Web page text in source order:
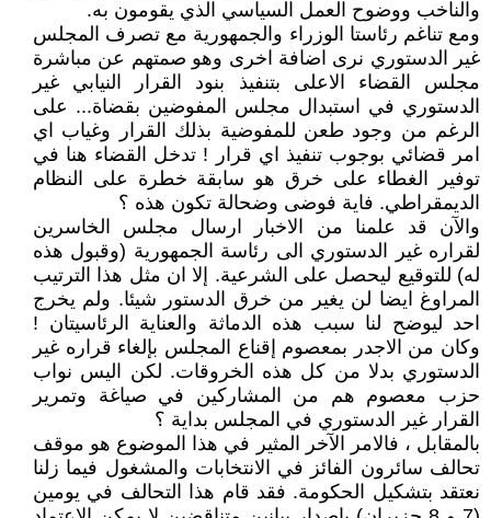
والناخب ووضوح العمل السياسي الذي يقومون به.
ومع تناغم رئاستا الوزراء والجمهورية مع تصرف المجلس
غير الدستوري نرى اضافة اخرى وهو صمتهم عن مباشرة
مجلس القضاء الاعلى بتنفيذ بنود القرار النيابي غير
الدستوري في استبدال مجلس المفوضين بقضاة... على
الرغم من وجود طعن للمفوضية بذلك القرار وغياب اي
امر قضائي بوجوب تنفيذ اي قرار ! تدخل القضاء هنا في
توفير الغطاء على خرق هو سابقة خطرة على النظام
الديمقراطي. فاية فوضى وضحالة تكون هذه ؟
والآن قد علمنا من الاخبار ارسال مجلس الخاسرين
لقراره غير الدستوري الى رئاسة الجمهورية (وقبول هذه
له) للتوقيع ليحصل على الشرعية. إلا ان مثل هذا الترتيب
المراوغ ايضا لن يغير من خرق الدستور شيئا. ولم يخرج
احد ليوضح لنا سبب هذه الدماثة والعناية الرئاسيتان !
وكان من الاجدر بمعصوم إقناع المجلس بإلغاء قراره غير
الدستوري بدلا من كل هذه الخروقات. لكن اليس نواب
حزب معصوم هم من المشاركين في صياغة وتمرير
القرار غير الدستوري في المجلس بداية ؟
بالمقابل ، فالامر الآخر المثير في هذا الموضوع هو موقف
تحالف سائرون الفائز في الانتخابات والمشغول فيما زلنا
نعتقد بتشكيل الحكومة. فقد قام هذا التحالف في يومين